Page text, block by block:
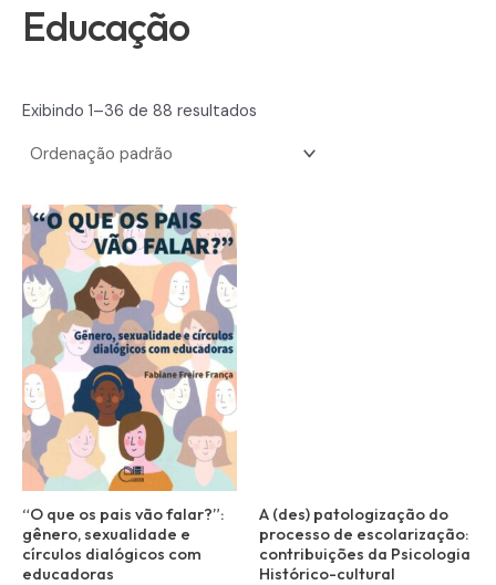
Educação
Exibindo 1–36 de 88 resultados
“O que os pais vão falar?”:
gênero, sexualidade e
círculos dialógicos com
educadoras
A (des) patologização do
processo de escolarização:
contribuições da Psicologia
Histórico-cultural